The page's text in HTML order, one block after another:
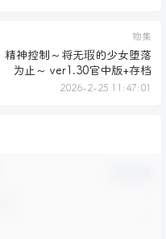
物集
精神控制～将无瑕的少女堕落
为止～ ver1.30官中版+存档
2026-2-25 11:47:01